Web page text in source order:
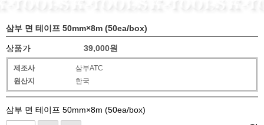
삼부 면 테이프 50mm×8m (50ea/box)
상품가 39,000원
제조사
삼부ATC
원산지
한국
삼부 면 테이프 50mm×8m (50ea/box)